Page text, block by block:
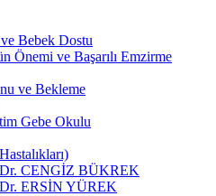
Bebek Dostu
Önemi ve Başarılı Emzirme
ve Bekleme
Gebe Okulu
CENGİZ BÜKREK
ERSİN YÜREK